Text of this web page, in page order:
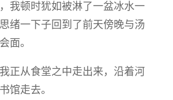
我顿时犹如被淋了一盆冰水一
绪一下子回到了前天傍晚与汤
面。
正从食堂之中走出来，沿着河
馆走去。